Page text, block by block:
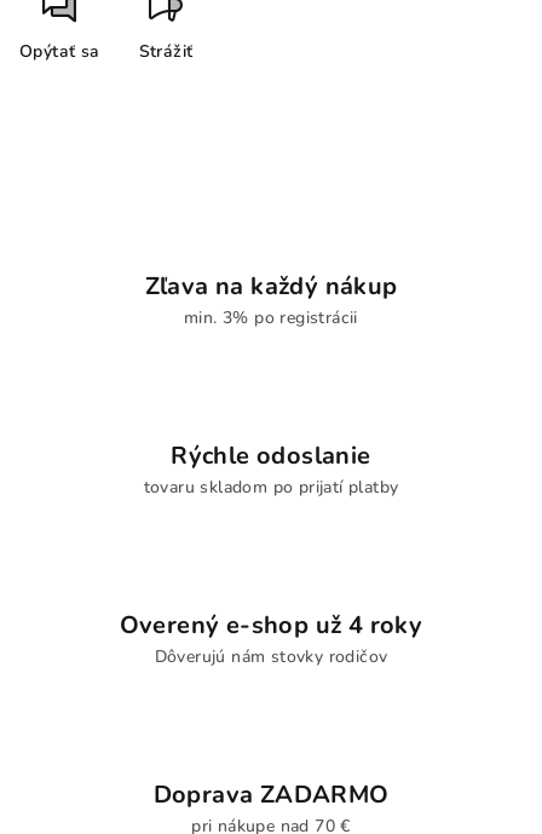
Opýtať sa Strážiť
Zľava na každý nákup
min. 3% po registrácii
Rýchle odoslanie
tovaru skladom po prijatí platby
Overený e-shop už 4 roky
Dôverujú nám stovky rodičov
Doprava ZADARMO
pri nákupe nad 70 €